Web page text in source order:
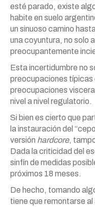
esté parado, existe
habite en suelo
un sinuoso camino
una coyuntura, no solo
preocupantemente
Esta incertidumbre no
preocupaciones típicas
preocupaciones
nivel a nivel regulatorio.
Si bien es cierto que
la instauración del
versión hardcore,
Dada la criticidad del
sinfín de medidas
próximos 18 meses.
De hecho, tomando
tiene que remontarse